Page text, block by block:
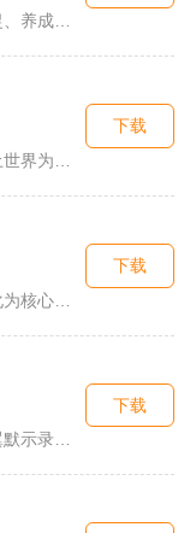
下载
下载
苍翼之刃依托经典苍翼默示录IP打造横版指尖格斗手游，完整收录...
下载